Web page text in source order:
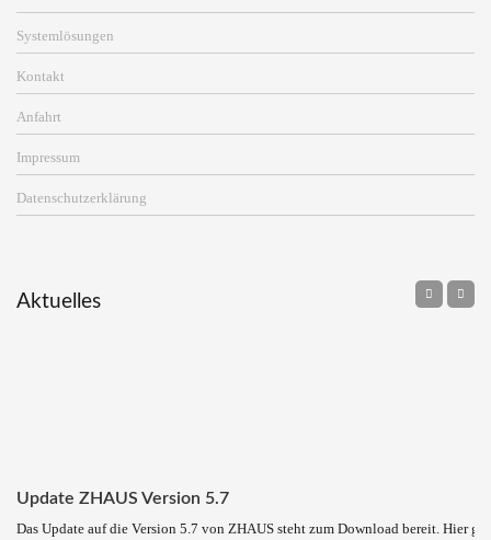
Systemlösungen
Kontakt
Anfahrt
Impressum
Datenschutzerklärung
Aktuelles
Update ZHAUS Version 5.7
Das Update auf die Version 5.7 von ZHAUS steht zum Download bereit. Hier